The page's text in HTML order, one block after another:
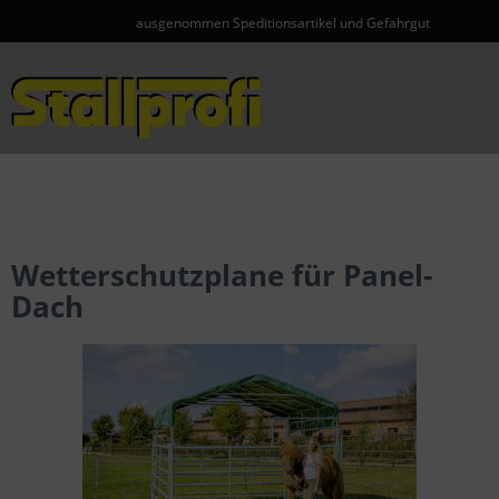
ausgenommen Speditionsartikel und Gefahrgut
Wetterschutzplane für Panel-
Dach